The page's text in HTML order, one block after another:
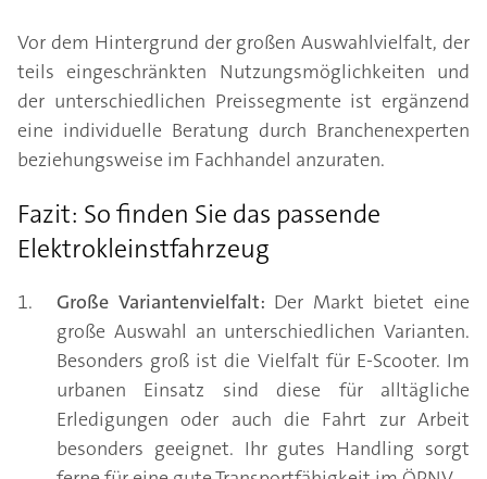
Vor dem Hintergrund der großen Auswahlvielfalt, der
teils eingeschränkten Nutzungsmöglichkeiten und
der unterschiedlichen Preissegmente ist ergänzend
eine individuelle Beratung durch Branchenexperten
beziehungsweise im Fachhandel anzuraten.
Fazit: So finden Sie das passende
Elektrokleinstfahrzeug
Große Variantenvielfalt: Der Markt bietet eine
große Auswahl an unterschiedlichen Varianten.
Besonders groß ist die Vielfalt für E-Scooter. Im
urbanen Einsatz sind diese für alltägliche
Erledigungen oder auch die Fahrt zur Arbeit
besonders geeignet. Ihr gutes Handling sorgt